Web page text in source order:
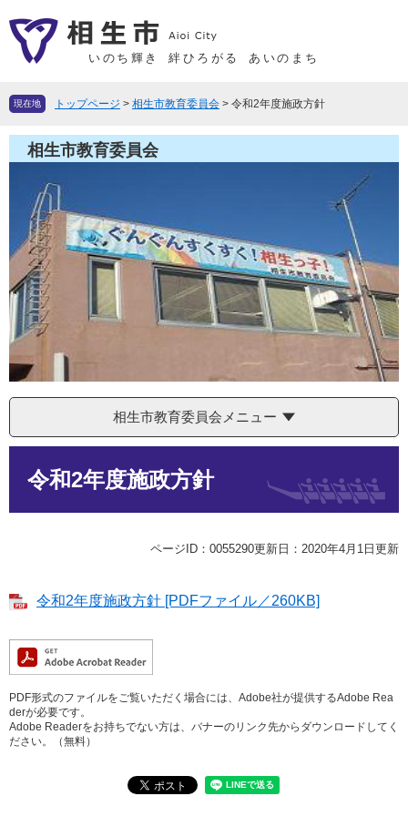
ー
先
す
ニ
を
し
へ
いのち輝き 絆ひろがる あいのまち
現在地 トップページ > 相生市教育委員会 > 令和2年度施政方針
相生市教育委員会
相生市教育委員会メニュー
令和2年度施政方針
ページID：0055290更新日：2020年4月1日更新
令和2年度施政方針 [PDFファイル／260KB]
PDF形式のファイルをご覧いただく場合には、Adobe社が提供するAdobe Rea
derが必要です。
Adobe Readerをお持ちでない方は、バナーのリンク先からダウンロードしてく
ださい。（無料）